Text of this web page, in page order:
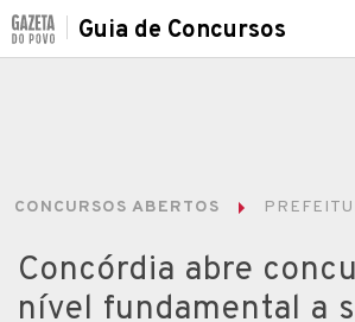
Guia de Concursos
CONCURSOS ABERTOS
Concórdia abre
nível fundamental a